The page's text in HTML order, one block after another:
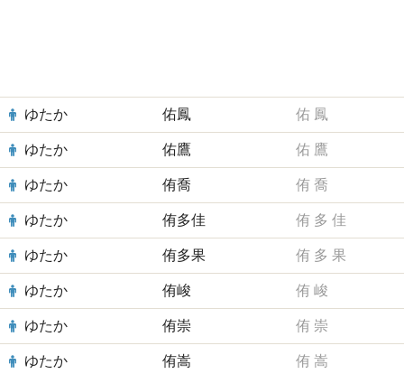
ゆたか 佑鳳 佑 鳳
ゆたか 佑鷹 佑 鷹
ゆたか 侑喬 侑 喬
ゆたか 侑多佳 侑 多 佳
ゆたか 侑多果 侑 多 果
ゆたか 侑峻 侑 峻
ゆたか 侑崇 侑 崇
ゆたか 侑嵩 侑 嵩